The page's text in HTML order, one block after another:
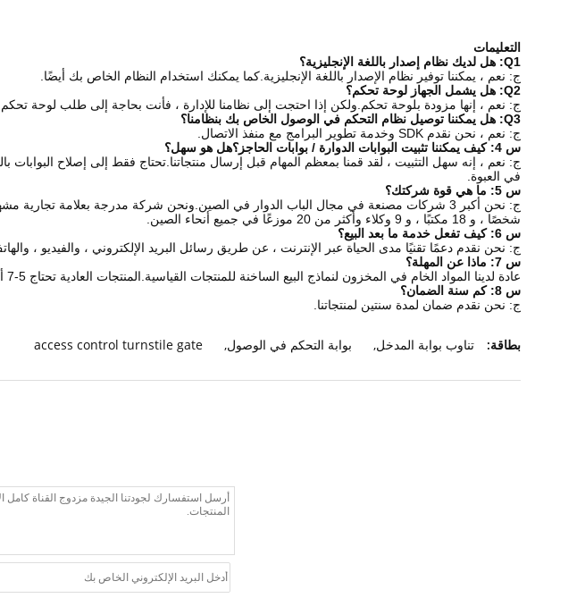
التعليمات
Q1: هل لديك نظام إصدار باللغة الإنجليزية؟
ج: نعم ، يمكننا توفير نظام الإصدار باللغة الإنجليزية.كما يمكنك استخدام النظام الخاص بك أيضًا.
Q2: هل يشمل الجهاز لوحة تحكم؟
ج: نعم ، إنها مزودة بلوحة تحكم.ولكن إذا احتجت إلى نظامنا للإدارة ، فأنت بحاجة إلى طلب لوحة تحكم
Q3: هل يمكننا توصيل نظام التحكم في الوصول الخاص بك بنظامنا؟
ج: نعم ، نحن نقدم SDK وخدمة تطوير البرامج مع منفذ الاتصال.
س 4: كيف يمكننا تثبيت البوابات الدوارة / بوابات الحاجز؟هل هو سهل؟
ج: نعم ، إنه سهل التثبيت ، لقد قمنا بمعظم المهام قبل إرسال منتجاتنا.تحتاج فقط إلى إصلاح
في العبوة.
س 5: ما هي قوة شركتك؟
شخصًا ، و 18 مكتبًا ، و 9 وكلاء وأكثر من 20 موزعًا في جميع أنحاء الصين.
س 6: كيف تفعل خدمة ما بعد البيع؟
ج: نحن نقدم دعمًا تقنيًا مدى الحياة عبر الإنترنت ، عن طريق رسائل البريد الإلكتروني ، والفيديو ،
س 7: ماذا عن المهلة؟
عادة لدينا المواد الخام في المخزون لنماذج البيع الساخنة للمنتجات القياسية.المنتجات العادية تحتاج 5-7 أيام عمل.المنتجات المخصصة تحتاج 15-20 يوم عمل.
س 8: كم سنة الضمان؟
ج: نحن نقدم ضمان لمدة سنتين لمنتجاتنا.
بطاقة: تناوب بوابة المدخل, بوابة التحكم في الوصول,
access control turnstile gate